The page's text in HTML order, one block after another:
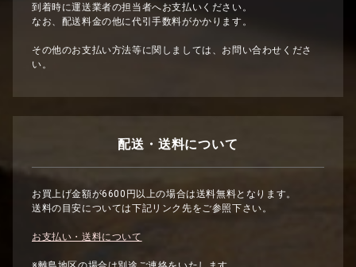
到着時に運送業者の担当者へお支払いください。
なお、配送料金の他に代引手数料がかかります。
その他のお支払い方法等に関しましては、お問い合わせくださ
い。
配送・送料について
お買上げ金額が6600円以上の場合は送料無料となります。
送料の目安については下記リンク先をご参照下さい。
お支払い・送料について